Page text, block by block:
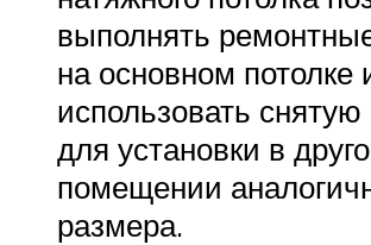
выполнять
на основном потолке
использовать снятую
для установки в
помещении
размера.